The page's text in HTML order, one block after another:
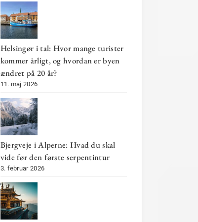
Helsingør i tal: Hvor mange turister
kommer årligt, og hvordan er byen
ændret på 20 år?
11. maj 2026
Bjergveje i Alperne: Hvad du skal
vide før den første serpentintur
3. februar 2026